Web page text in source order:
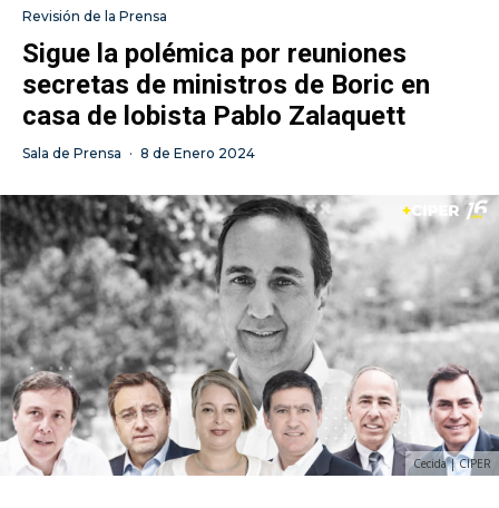
Revisión de la Prensa
Sigue la polémica por reuniones
secretas de ministros de Boric en
casa de lobista Pablo Zalaquett
Sala de Prensa · 8 de Enero 2024
Cecida | CIPER